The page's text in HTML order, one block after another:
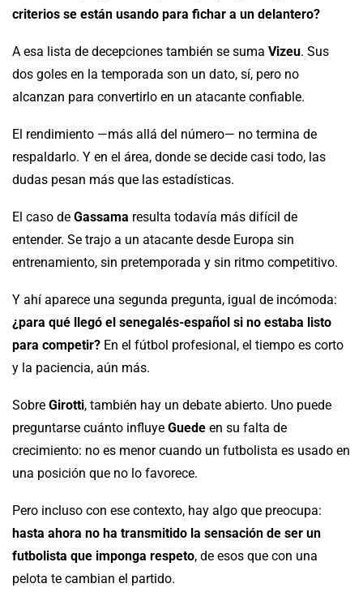
criterios se están usando para fichar a un delantero?
A esa lista de decepciones también se suma Vizeu. Sus
dos goles en la temporada son un dato, sí, pero no
alcanzan para convertirlo en un atacante confiable.
El rendimiento —más allá del número— no termina de
respaldarlo. Y en el área, donde se decide casi todo, las
dudas pesan más que las estadísticas.
El caso de Gassama resulta todavía más difícil de
entender. Se trajo a un atacante desde Europa sin
entrenamiento, sin pretemporada y sin ritmo competitivo.
Y ahí aparece una segunda pregunta, igual de incómoda:
¿para qué llegó el senegalés-español si no estaba listo
para competir? En el fútbol profesional, el tiempo es corto
y la paciencia, aún más.
Sobre Girotti, también hay un debate abierto. Uno puede
preguntarse cuánto influye Guede en su falta de
crecimiento: no es menor cuando un futbolista es usado en
una posición que no lo favorece.
Pero incluso con ese contexto, hay algo que preocupa:
hasta ahora no ha transmitido la sensación de ser un
futbolista que imponga respeto, de esos que con una
pelota te cambian el partido.